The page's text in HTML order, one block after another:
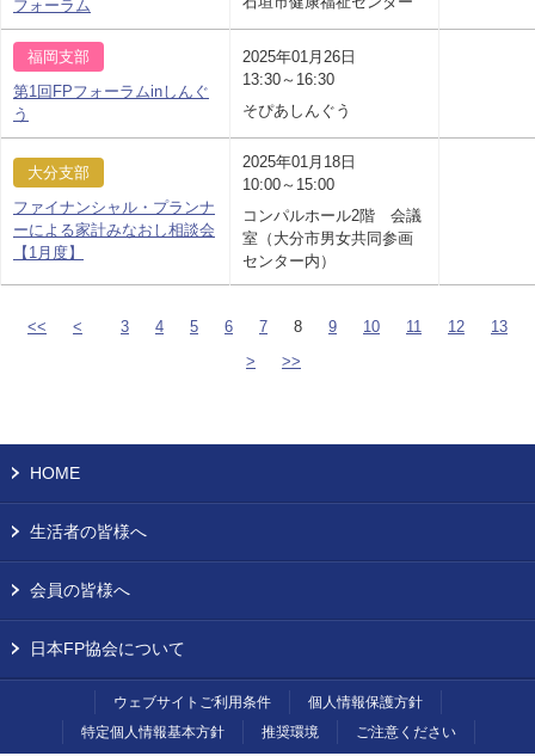
フォーラム
福岡支部
第1回FPフォーラムinしんぐ
う
2025年01月26日
13:30～16:30
そぴあしんぐう
大分支部
ファイナンシャル・プランナ
ーによる家計みなおし相談会
【1月度】
2025年01月18日
10:00～15:00
コンパルホール2階 会議
室（大分市男女共同参画
センター内）
<< < 3 4 5 6 7 8 9 10 11 12
13
>
>>
HOME
生活者の皆様へ
会員の皆様へ
日本FP協会について
ウェブサイトご利用条件
個人情報保護方針
特定個人情報基本方針
推奨環境 ご注意ください